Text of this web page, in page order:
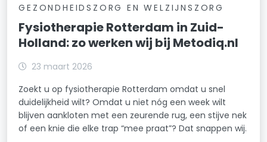
GEZONDHEIDSZORG EN WELZIJNSZORG
Fysiotherapie Rotterdam in Zuid-
Holland: zo werken wij bij Metodiq.nl
23 maart 2026
Zoekt u op fysiotherapie Rotterdam omdat u snel
duidelijkheid wilt? Omdat u niet nóg een week wilt
blijven aankloten met een zeurende rug, een stijve nek
of een knie die elke trap “mee praat”? Dat snappen wij.